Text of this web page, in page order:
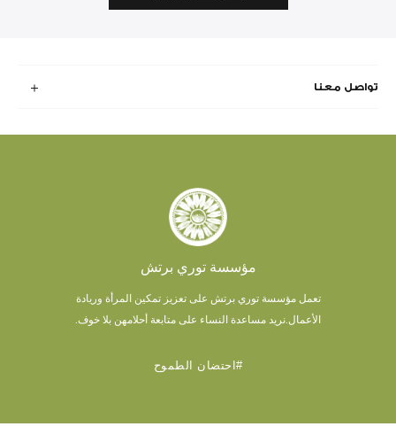
تواصل معنا
مؤسسة توري برتش
تعمل مؤسسة توري برتش على تعزيز تمكين المرأة وريادة
الأعمال. نريد مساعدة النساء على متابعة أحلامهن بلا خوف.
#احتضان الطموح